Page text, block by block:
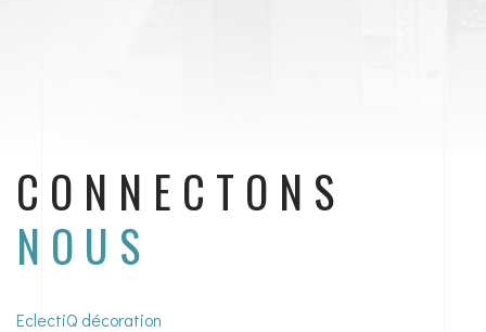
CONNECTONS
NOUS
EclectiQ décoration